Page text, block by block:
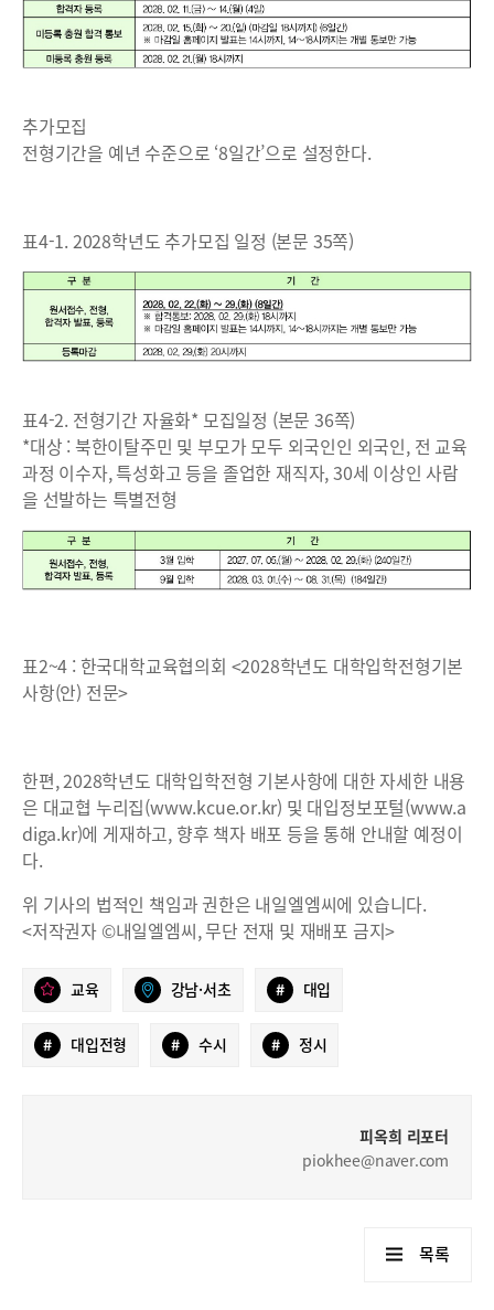
추가모집
전형기간을 예년 수준으로 ‘8일간’으로 설정한다.
표4-1. 2028학년도 추가모집 일정 (본문 35쪽)
표4-2. 전형기간 자율화* 모집일정 (본문 36쪽)
*대상 : 북한이탈주민 및 부모가 모두 외국인인 외국인, 전 교육
과정 이수자, 특성화고 등을 졸업한 재직자, 30세 이상인 사람
을 선발하는 특별전형
표2~4 : 한국대학교육협의회 <2028학년도 대학입학전형기본
사항(안) 전문>
한편, 2028학년도 대학입학전형 기본사항에 대한 자세한 내용
은 대교협 누리집(www.kcue.or.kr) 및 대입정보포털(www.a
diga.kr)에 게재하고, 향후 책자 배포 등을 통해 안내할 예정이
다.
위 기사의 법적인 책임과 권한은 내일엘엠씨에 있습니다.
<저작권자 ©내일엘엠씨, 무단 전재 및 재배포 금지>
교육 강남·서초 # 대입
# 대입전형 # 수시 # 정시
피옥희 리포터
piokhee@naver.com
목록